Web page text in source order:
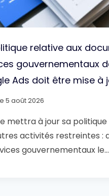
relative aux
gouvernementaux
Ads doit être mise à
5 août 2026
mettra à jour sa
activités restreintes :
gouvernementaux le…